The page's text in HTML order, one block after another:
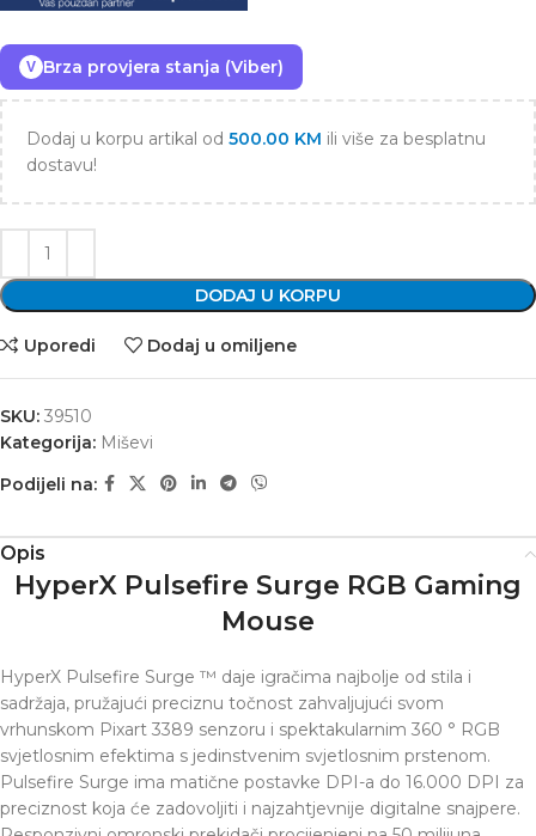
V Brza provjera stanja (Viber)
Dodaj u korpu artikal od 500.00 KM ili više za besplatnu
dostavu!
DODAJ U KORPU
Uporedi Dodaj u omiljene
SKU: 39510
Kategorija: Miševi
Podijeli na:
Opis
HyperX Pulsefire Surge RGB Gaming
Mouse
HyperX Pulsefire Surge ™ daje igračima najbolje od stila i
sadržaja, pružajući preciznu točnost zahvaljujući svom
vrhunskom Pixart 3389 senzoru i spektakularnim 360 ° RGB
svjetlosnim efektima s jedinstvenim svjetlosnim prstenom.
Pulsefire Surge ima matične postavke DPI-a do 16.000 DPI za
preciznost koja će zadovoljiti i najzahtjevnije digitalne snajpere.